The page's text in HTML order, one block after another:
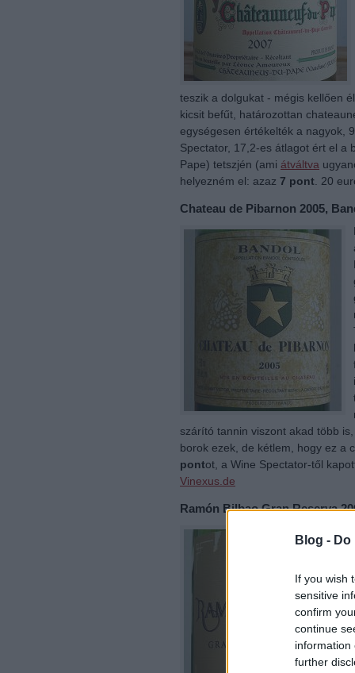
Blog -
If you wish
sensitive
confirm
continue
information
further
teszik a dolgukat - mégis kellően
kicsit befűt, határozottan
egységesen értékelték a nagyok,
Spectator, 17,2-es átlagot ért el a
Pape) tetszjén (ami átváltva
helyezném el: azaz 7 pont . 20
Chateau de Pibarnon 2005,
szárító tannin viszont akad több
borok ezek, de kétlem, hogy ez a
pontot, a Wine Spectator-től
Vinexus.de
Ramón Bilbao Gran Reserva